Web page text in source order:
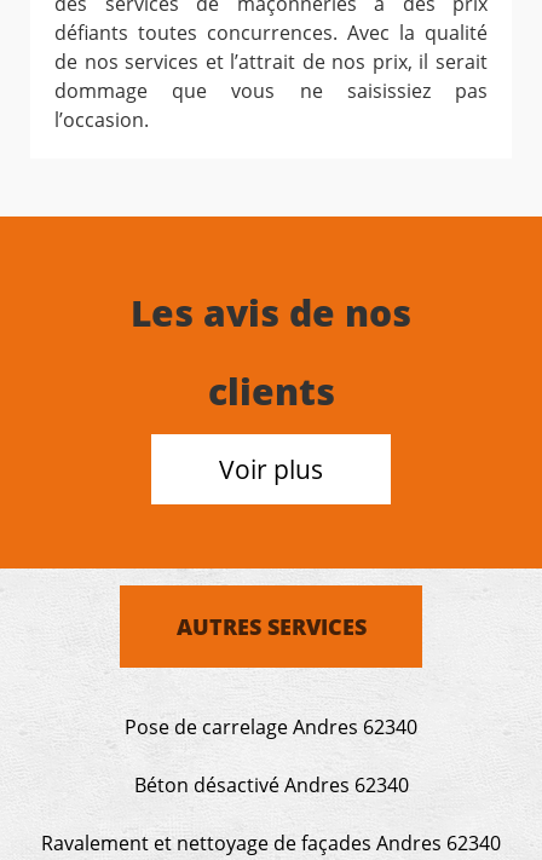
défiants toutes concurrences. Avec la qualité
de nos services et l’attrait de nos prix, il serait
dommage que vous ne saisissiez pas
l’occasion.
Les avis de nos
clients
Voir plus
AUTRES SERVICES
Pose de carrelage Andres 62340
Béton désactivé Andres 62340
Ravalement et nettoyage de façades Andres 62340